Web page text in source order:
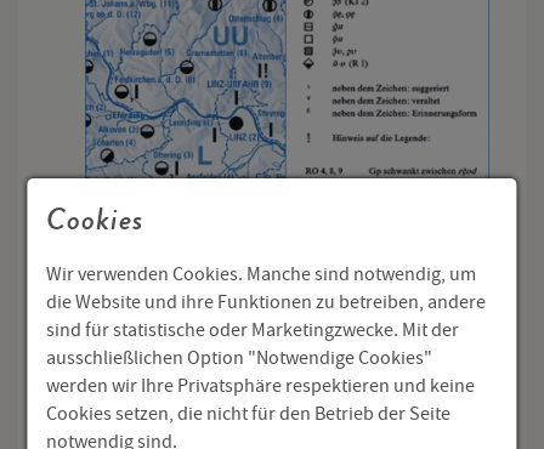
der von uns mit bestem Wissen und Gewissen
interpretierten Daten, ist das SAO-Kartenwerk. Es soll
in fünf Bänden eine repräsentative Auswahl aus den
erhobenen Sprachdaten dokumentieren. Die Bände I
und II sind der Lautgeografie gewidmet, Band III der
Grammatik, die Bände IV und V der Wortgeografie.
Cookies
Wir verwenden Cookies. Manche sind notwendig, um
die Website und ihre Funktionen zu betreiben, andere
sind für statistische oder Marketingzwecke. Mit der
ausschließlichen Option "Notwendige Cookies"
werden wir Ihre Privatsphäre respektieren und keine
Cookies setzen, die nicht für den Betrieb der Seite
notwendig sind.